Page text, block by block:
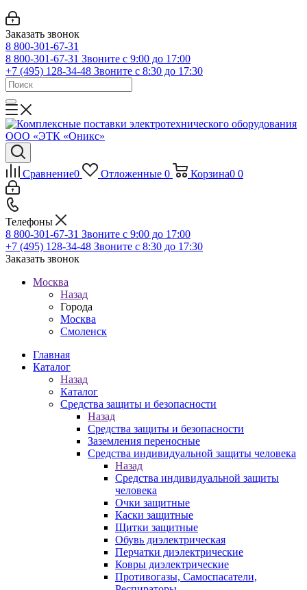
Заказать звонок
8 800-301-67-31
8 800-301-67-31 Звоните с 9:00 до 17:00
+7 (495) 128-34-48 Звоните с 8:30 до 17:30
Сравнение0 Отложенные 0 Корзина0 0
Телефоны
8 800-301-67-31 Звоните с 9:00 до 17:00
+7 (495) 128-34-48 Звоните с 8:30 до 17:30
Заказать звонок
Москва
Назад
Города
Москва
Смоленск
Главная
Каталог
Назад
Каталог
Средства защиты и безопасности
Назад
Средства защиты и безопасности
Заземления переносные
Средства индивидуальной защиты человека
Назад
Средства индивидуальной защиты
человека
Очки защитные
Каски защитные
Щитки защитные
Обувь диэлектрическая
Перчатки диэлектрические
Ковры диэлектрические
Противогазы, Самоспасатели,